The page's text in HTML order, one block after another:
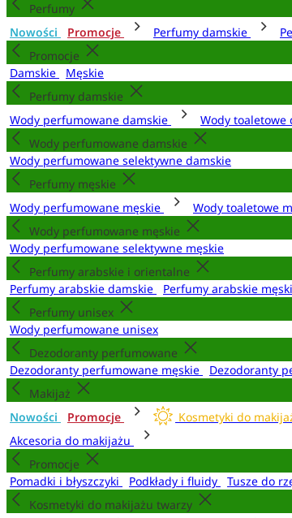
Perfumy
Nowości
Promocje Perfumy damskie
Promocje
Damskie
Męskie
Perfumy damskie
Wody perfumowane damskie
Wody toaletowe
Wody perfumowane damskie
Wody perfumowane selektywne damskie
Perfumy męskie
Wody perfumowane męskie
Wody toaletowe
Wody perfumowane męskie
Wody perfumowane selektywne męskie
Perfumy arabskie i orientalne
Perfumy arabskie damskie
Perfumy arabskie
Perfumy unisex
Wody perfumowane unisex
Dezodoranty perfumowane
Dezodoranty perfumowane męskie
Dezodoranty
Makijaż
Nowości
Promocje Kosmetyki do
Akcesoria do makijażu
Promocje
Pomadki i błyszczyki
Podkłady i fluidy Tusze do
Kosmetyki do makijażu twarzy